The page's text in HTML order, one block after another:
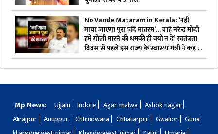
No Vande Mataram in Kerala: ‘नहीं
गाया जाएगा पूरा ‘वंदे मातरम’…चाहे नरेन्द्र मोदी
हमें गोली मारने की धमकी ही क्यों न दें’ स्वतंत्रता
दिवस से पहले इस राज्य के स्वास्थ्य मंत्री ने कह दी
बड़ी बात
Mp News: Ujjain Indore Agar-malwa
Ashok-nagar
Alirajpur
Anuppur Chhindwara Chhatarpur Gwalior
Guna